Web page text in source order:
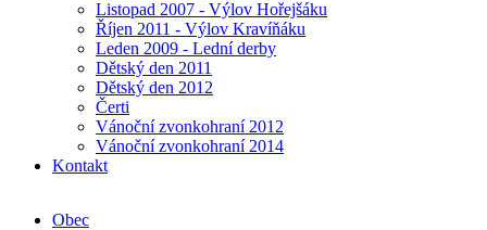
Listopad 2007 - Výlov Hořejšáku
Říjen 2011 - Výlov Kravíňáku
Leden 2009 - Lední derby
Dětský den 2011
Dětský den 2012
Čerti
Vánoční zvonkohraní 2012
Vánoční zvonkohraní 2014
Kontakt
Obec